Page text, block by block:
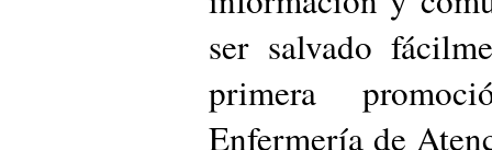
ser salvado
primera
Enfermería de